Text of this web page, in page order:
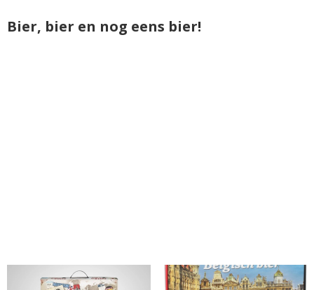
Bier, bier en nog eens bier!